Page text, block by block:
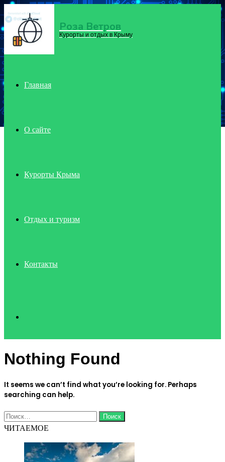
Menu Роза Ветров
Курорты и отдых в Крыму
Главная
О сайте
Курорты Крыма
Отдых и туризм
Контакты
for
Nothing Found
It seems we can’t find what you’re looking for. Perhaps
searching can help.
Найти:
ЧИТАЕМОЕ